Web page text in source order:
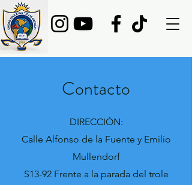
Contacto
DIRECCIÓN:
Calle Alfonso de la Fuente y Emilio
Mullendorf
S13-92 Frente a la parada del trole